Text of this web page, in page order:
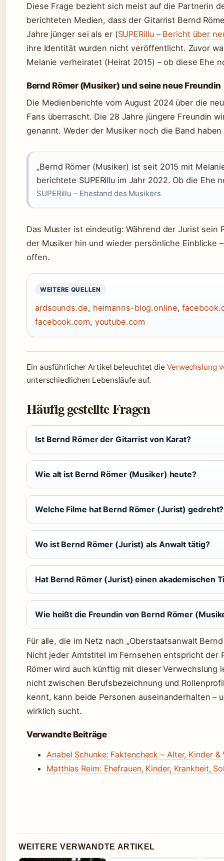
Diese Frage bezieht sich meist auf die Partnerin
berichteten Medien, dass der Gitarrist Bernd
Jahre jünger sei als er (SUPERillu – Bericht über
ihre Identität wurden nicht veröffentlicht. Zuvor
Melanie verheiratet (Heirat 2015) – ob diese Ehe
Bernd Römer (Musiker) und seine neue Freundin
Die Medienberichte vom August 2024 über die
Fans überrascht. Die 28 Jahre jüngere Freundin
genannt. Weder der Musiker noch die Band
„Bernd Römer (Musiker) ist seit 2015 mit
berichtete SUPERillu im Jahr 2022. Ob die Ehe
SUPERillu – Ehestand des Musikers
Das Muster ist eindeutig: Während der Jurist
der Musiker hin und wieder persönliche Einblicke
offen.
WEITERE QUELLEN
ardsounds.de, heimanns-blog.online,
facebook.com, youtube.com
Ein ausführlicher Artikel beleuchtet die Verwechslung
unterschiedlichen Lebensläufe auf.
Häufig gestellte Fragen
Ist Bernd Römer der Gitarrist von Karat?
Wie alt ist Bernd Römer (Musiker) heute?
Welche Filme hat Bernd Römer (Jurist) gedreht?
Wo ist Bernd Römer (Jurist) als Anwalt tätig?
Hat Bernd Römer (Jurist) einen akademischen
Wie heißt die Freundin von Bernd Römer
Für alle, die im Netz nach „Oberstaatsanwalt
Nicht jeder Amtstitel im Fernsehen entspricht der
Römer wird auch künftig mit dieser Verwechslung
nicht zwischen Berufsbezeichnung und
kennt, kann beide Personen auseinanderhalten –
wirklich sucht.
Verwandte Beiträge
Anabel Schunke: Faktencheck – Alter, Kinder &
Matthias Reim: Ehefrauen, Kinder, Krankheit,
WEITERE VERWANDTE ARTIKEL